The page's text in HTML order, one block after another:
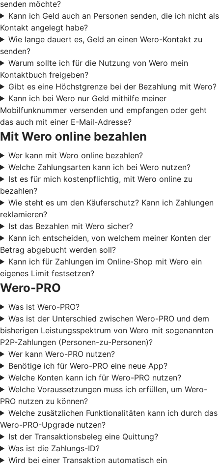
senden möchte?
Kann ich Geld auch an Personen senden, die ich nicht als
Kontakt angelegt habe?
Wie lange dauert es, Geld an einen Wero-Kontakt zu
senden?
Warum sollte ich für die Nutzung von Wero mein
Kontaktbuch freigeben?
Gibt es eine Höchstgrenze bei der Bezahlung mit Wero?
Kann ich bei Wero nur Geld mithilfe meiner
Mobilfunknummer versenden und empfangen oder geht
das auch mit einer E-Mail-Adresse?
Mit Wero online bezahlen
Wer kann mit Wero online bezahlen?
Welche Zahlungsarten kann ich bei Wero nutzen?
Ist es für mich kostenpflichtig, mit Wero online zu
bezahlen?
Wie steht es um den Käuferschutz? Kann ich Zahlungen
reklamieren?
Ist das Bezahlen mit Wero sicher?
Kann ich entscheiden, von welchem meiner Konten der
Betrag abgebucht werden soll?
Kann ich für Zahlungen im Online-Shop mit Wero ein
eigenes Limit festsetzen?
Wero-PRO
Was ist Wero-PRO?
Was ist der Unterschied zwischen Wero-PRO und dem
bisherigen Leistungsspektrum von Wero mit sogenannten
P2P-Zahlungen (Personen-zu-Personen)?
Wer kann Wero-PRO nutzen?
Benötige ich für Wero-PRO eine neue App?
Welche Konten kann ich für Wero-PRO nutzen?
Welche Voraussetzungen muss ich erfüllen, um Wero-
PRO nutzen zu können?
Welche zusätzlichen Funktionalitäten kann ich durch das
Wero-PRO-Upgrade nutzen?
Ist der Transaktionsbeleg eine Quittung?
Was ist die Zahlungs-ID?
Wird bei einer Transaktion automatisch ein